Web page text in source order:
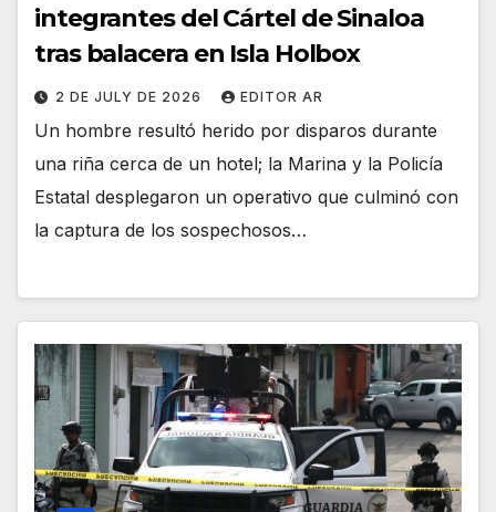
integrantes del Cártel de Sinaloa
tras balacera en Isla Holbox
2 DE JULY DE 2026 EDITOR AR
Un hombre resultó herido por disparos durante
una riña cerca de un hotel; la Marina y la Policía
Estatal desplegaron un operativo que culminó con
la captura de los sospechosos…